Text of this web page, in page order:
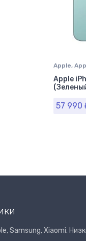
Apple,
iPhone 16
Apple
57 990
Samsung, Xiaomi.